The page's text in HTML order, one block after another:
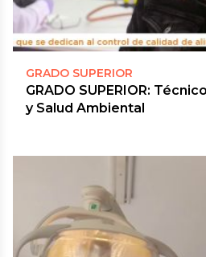
GRADO SUPERIOR
GRADO SUPERIOR:
y Salud Ambiental